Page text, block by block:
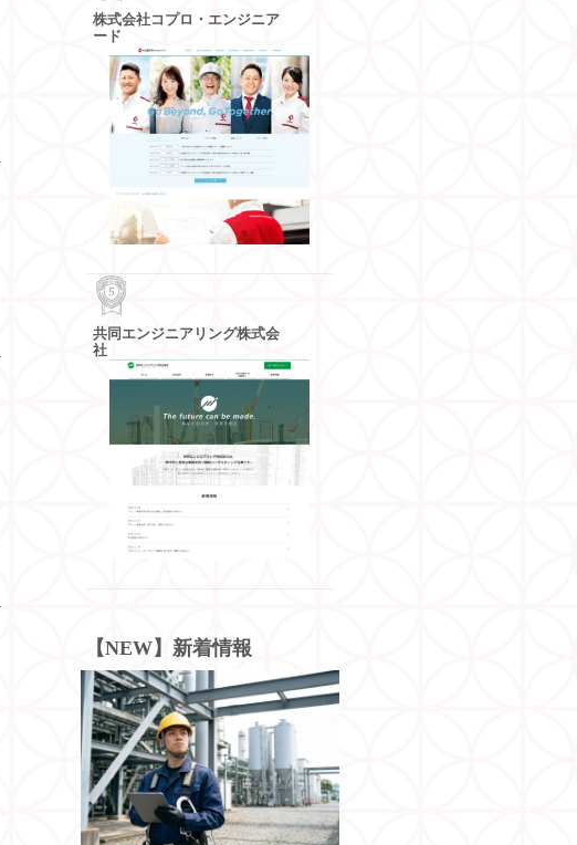
株式会社コプロ・エンジニア
ード
共同エンジニアリング株式会
社
【NEW】新着情報